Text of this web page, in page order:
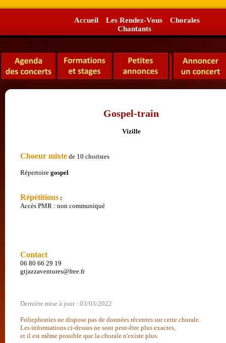
Accueil
Les Rendez-Vous
Chantants
Chorales
Gospel-train
Vizille
Choeur mixte de 10 choristes
Répertoire gospel
Répétitions :
Accès PMR : non communiqué
Contact
06 80 66 29 19
gtjazzaventures@free.fr
Dernière mise à jour : 03/03/2022
Foliephonies ne dispose pas de données récentes sur cette chorale.
Les informations ci-dessus ne sont peut-être plus exactes,
et il est même possible que la chorale n'existe plus.